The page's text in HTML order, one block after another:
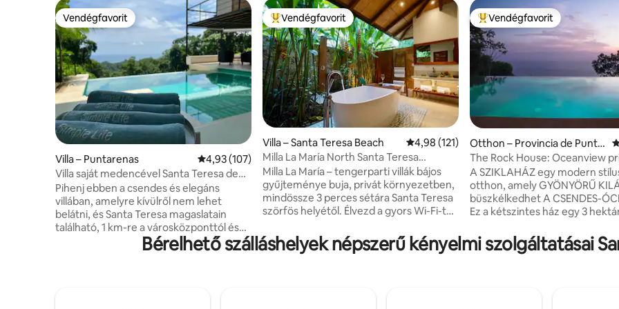
Vendégfavorit
Vendégfavorit
Villa – Puntarenas Átlagos értékelés: 5/4,93, 107 vélemény
4,93 (107)
Villa saját medencével Santa Teresa de
Cobano
Pihenj ebben a csendes és elegáns
villában, amelyre kívülről nem lehet
belátni, és Santa Teresa magaslatain
található, 1 km-re a városközponttól és
annak minden kényelmi szolgáltatásától,
tengerparti bárjától és éttermétől. Az
Kiemelt vendégfavorit
Vendégfavorit
Villa – Santa Teresa Beach Átlagos értékelés: 5/4,98, 121 vélemény
4,98 (121)
Milla La María North Santa Teresa
Beachside Villa
Milla La María – tengerparti villák bájos
gyűjteménye buja, privát környezetben,
mindössze 3 perces sétára Santa Teresa
szörfös helyétől. Élvezd a gyors Wi-Fi-t
takarítást, a teljesen felszerelt
konyhákat, a sós vizű medencét, a
Kiemelt vendégfavorit
Vendégfavorit
Otthon – Provincia de Punta
renas
The Rock House: Oceanview
végtelenített medencével
A SZIKLAHÁZ egy modern
otthon, amely GYÖNYÖRŰ
büszkélkedhet A CSENDES-
Ez a kétszintes ház egy 3
dzsungel vesz körül, és nagyon
és NYUGODT hátteret biztosít
lépésre található ház tágas
Bérelhető szálláshelyek népszerű kényelmi szolgáltatásai